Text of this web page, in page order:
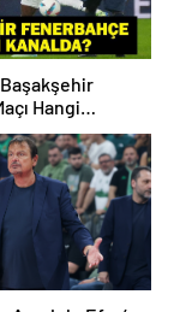
Başakşehir
Hangi
Saat Kaçta?
Maç